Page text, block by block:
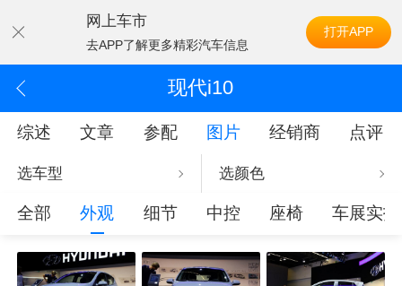
网上车市
去APP了解更多精彩汽车信息
打开APP
现代i10
综述 文章 参配 图片 经销商 点评
选车型 选颜色
全部 外观 细节 中控 座椅 车展实拍